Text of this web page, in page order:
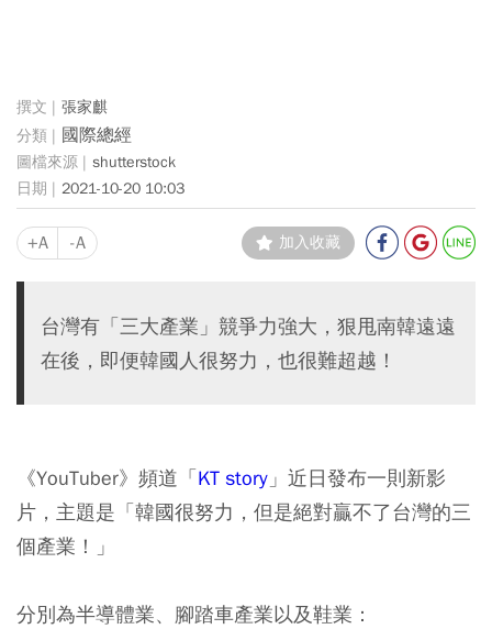
張家麒
國際總經
shutterstock
2021-10-20 10:03
+A -A 加入收藏
台灣有「三大產業」競爭力強大，狠甩南韓遠遠
在後，即便韓國人很努力，也很難超越！
《YouTuber》頻道「KT story 」近日發布一則新影
片，主題是「韓國很努力，但是絕對贏不了台灣的三
個產業！」
分別為半導體業、腳踏車產業以及鞋業：